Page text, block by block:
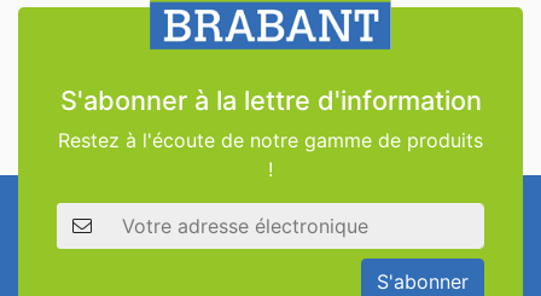
S'abonner à la lettre d'information
Restez à l'écoute de notre gamme de produits
!
Adresse électronique
S'abonner